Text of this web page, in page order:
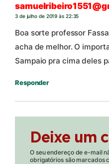
3 de julho de 2019 às 22:35
Boa sorte professor
acha de melhor. O
Sampaio pra cima deles
Responder
Deixe um
O seu endereço de e-mail
obrigatórios são marcados